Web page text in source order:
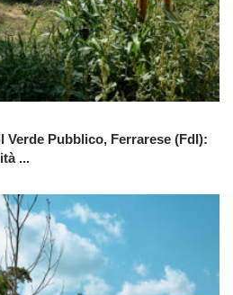
Verde Pubblico, Ferrarese (FdI):
...